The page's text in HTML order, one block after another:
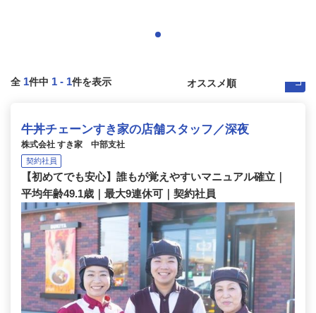
全 1件中 1 - 1件を表示
牛丼チェーンすき家の店舗スタッフ／深夜
株式会社 すき家 中部支社
契約社員
【初めてでも安心】誰もが覚えやすいマニュアル確立｜
平均年齢49.1歳｜最大9連休可｜契約社員